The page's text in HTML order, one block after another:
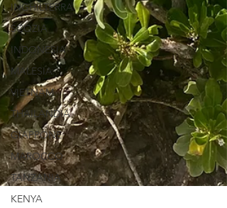
INGHILTERRA
SCOZIA
INDONESIA
MALESIA
VIETNAM
THAILANDIA
GIAPPONE
MAROCCO
TANZANIA
KENYA